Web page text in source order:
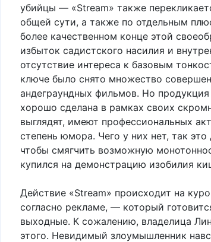
убийцы — «Stream» также
общей сути, а также по отдельным
более качественном конце этой
избыток садистского насилия и
отсутствие интереса к базовым
ключе было снято множество
андеграундных фильмов. Но
хорошо сделана в рамках своих
выглядят, имеют профессиональных
степень юмора. Чего у них нет, так
чтобы смягчить возможную
купился на демонстрацию изобилия
Действие «Stream» происходит на
согласно рекламе, — который
выходные. К сожалению, владелица
этого. Невидимый злоумышленник